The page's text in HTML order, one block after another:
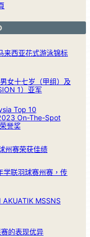
西亚花式游泳锦标
女十七岁（甲组）及
1）亚军
Top 10
On-The-Spot
誉奖
州赛荣获佳绩
联羽球赛州赛，传
MSSNS
的表现优异